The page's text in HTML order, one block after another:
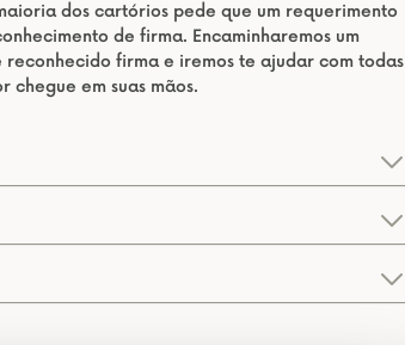
dos cartórios pede que um requerimento
de firma. Encaminharemos um
firma e iremos te ajudar com todas
chegue em suas mãos.